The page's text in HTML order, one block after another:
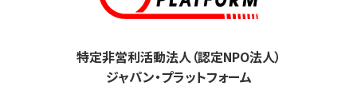
特定非営利活動法人（認定NPO法人）
ジャパン・プラットフォーム